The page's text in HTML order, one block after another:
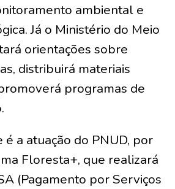
ambiental e
Já o Ministério do Meio
orientações sobre
distribuirá materiais
programas de
a atuação do PNUD, por
Floresta+, que realizará
(Pagamento por Serviços